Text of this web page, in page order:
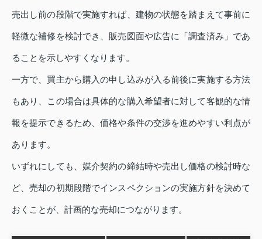
売出し前の段階で実施すれば、建物の状態を踏まえて事前に
軽微な補修を検討でき、販売図面や広告に「調査済み」であ
ることを示しやすくなります。
一方で、買主から購入の申し込みが入る前後に実施する方法
もあり、この場合は具体的な購入希望者に対して客観的な情
報を提示できるため、価格や条件の交渉を進めやすい利点が
あります。
いずれにしても、媒介契約の締結時や売出し価格の検討時な
ど、売却の初期段階でインスペクションの実施方針を決めて
おくことが、計画的な売却につながります。